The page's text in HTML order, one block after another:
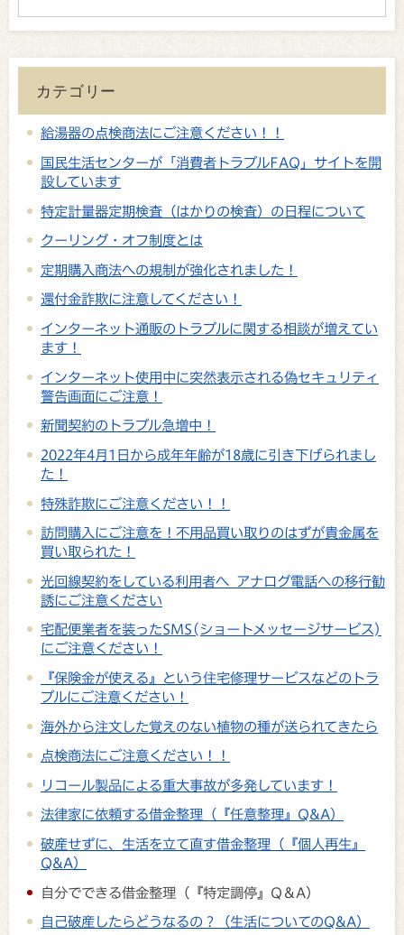
カテゴリー
給湯器の点検商法にご注意ください！！
国民生活センターが「消費者トラブルFAQ」サイトを開
設しています
特定計量器定期検査（はかりの検査）の日程について
クーリング・オフ制度とは
定期購入商法への規制が強化されました！
還付金詐欺に注意してください！
インターネット通販のトラブルに関する相談が増えてい
ます！
インターネット使用中に突然表示される偽セキュリティ
警告画面にご注意！
新聞契約のトラブル急増中！
2022年4月1日から成年年齢が18歳に引き下げられまし
た！
特殊詐欺にご注意ください！！
訪問購入にご注意を！不用品買い取りのはずが貴金属を
買い取られた！
光回線契約をしている利用者へ アナログ電話への移行勧
誘にご注意ください
宅配便業者を装ったSMS(ショートメッセージサービス)
にご注意ください！
『保険金が使える』という住宅修理サービスなどのトラ
ブルにご注意ください！
海外から注文した覚えのない植物の種が送られてきたら
点検商法にご注意ください！！
リコール製品による重大事故が多発しています！
法律家に依頼する借金整理（『任意整理』Q&A）
破産せずに、生活を立て直す借金整理（『個人再生』
Q&A）
自分でできる借金整理（『特定調停』Q＆A）
自己破産したらどうなるの？（生活についてのQ&A）